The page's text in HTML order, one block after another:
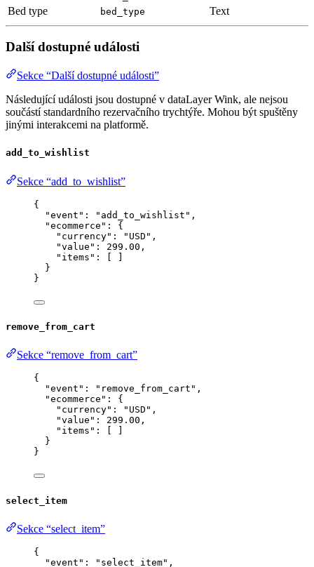
Bed type
bed_type Text
Další dostupné události
Sekce “Další dostupné události”
Následující události jsou dostupné v dataLayer Wink, ale nejsou
součástí standardního rezervačního trychtýře. Mohou být spuštěny
jinými interakcemi na platformě.
add_to_wishlist
Sekce “add_to_wishlist”
{
"event" : " add_to_wishlist " ,
"ecommerce" : {
"currency" : " USD " ,
"value" : 299.00 ,
"items" : [ ]
}
}
remove_from_cart
Sekce “remove_from_cart”
{
"event" : " remove_from_cart " ,
"ecommerce" : {
"currency" : " USD " ,
"value" : 299.00 ,
"items" : [ ]
}
}
select_item
Sekce “select_item”
{
"event" : " select_item" ,